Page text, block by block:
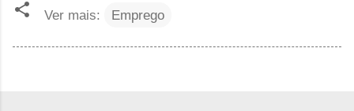
Ver mais: Emprego